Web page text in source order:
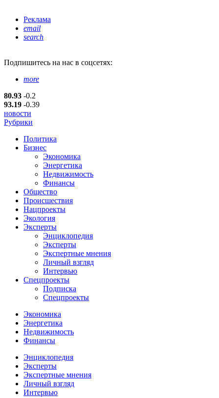
Реклама
email
search
Подпишитесь на нас в соцсетях:
more
80.93 -0.2
93.19 -0.39
новости
Рубрики
Политика
Бизнес
Экономика
Энергетика
Недвижимость
Финансы
Общество
Происшествия
Нацпроекты
Экология
Эксперты
Энциклопедия
Эксперты
Экспертные мнения
Личный взгляд
Интервью
Спецпроекты
Подписка
Спецпроекты
Экономика
Энергетика
Недвижимость
Финансы
Энциклопедия
Эксперты
Экспертные мнения
Личный взгляд
Интервью